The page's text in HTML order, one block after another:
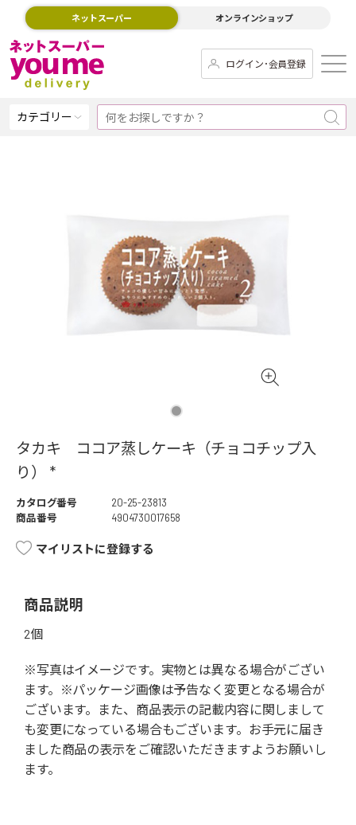
ネットスーパー オンラインショップ
ログイン･会員登録
カテゴリー
タカキ ココア蒸しケーキ（チョコチップ入
り） *
カタログ番号
20-25-23813
商品番号
4904730017658
マイリストに登録する
商品説明
2個
※写真はイメージです。実物とは異なる場合がござい
ます。※パッケージ画像は予告なく変更となる場合が
ございます。また、商品表示の記載内容に関しまして
も変更になっている場合もございます。お手元に届き
ました商品の表示をご確認いただきますようお願いし
ます。